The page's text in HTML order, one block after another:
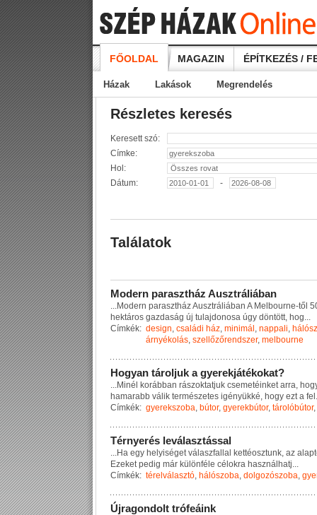
FŐOLDAL MAGAZIN ÉPÍTKEZÉS /
Házak Lakások Megrendelés
Részletes keresés
Keresett szó:
Címke:
Hol:
Dátum:
-
Találatok
Modern parasztház Ausztráliában
...Modern parasztházAusztrá iában A Me bourne-tő 5
he ktáros gazdaság új tu ajdonosa úgy döntött, hog...
Címkék: design, családi ház, minimál , nappali,
árnyékolás, szellőzőrendszer, melbourne
Hogyan tároljuk a gyerekjátékokat?
...Miné korábban rászoktatju k csemetéin ket arra, hog
hamarabb vá i k természetes igényü kké, hogy ezt a fe
Címkék: gyerekszoba, bútor, gyerekbútor, tárolóbútor,
Térnyerés leválasztással
...Ha egy he yiséget vá aszfa a kettéosztun k, az a apt
Eze ket pedig már kü önfé e cé okra haszná hatj...
Címkék: térelválasztó, hálószoba, dolgozószoba,
Újragondolt trófeáink